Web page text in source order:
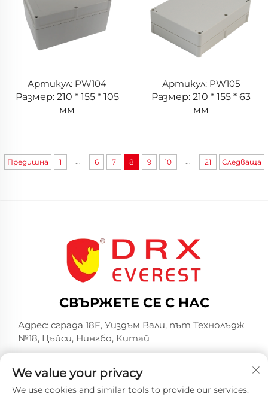
Артикул: PW104
Размер: 210 * 155 * 105
мм
Артикул: PW105
Размер: 210 * 155 * 63
мм
Предишна 1 ... 6 7 8 9 10 ... 21 Следваща
СВЪРЖЕТЕ СЕ С НАС
Адрес: сграда 18F, Уиздъм Вали, път Технолъдж
№18, Цъйси, Нингбо, Китай
Тел.:+86-574-23660321
Имейл: [email protected]
We value your privacy
We use cookies and similar tools to provide our services.